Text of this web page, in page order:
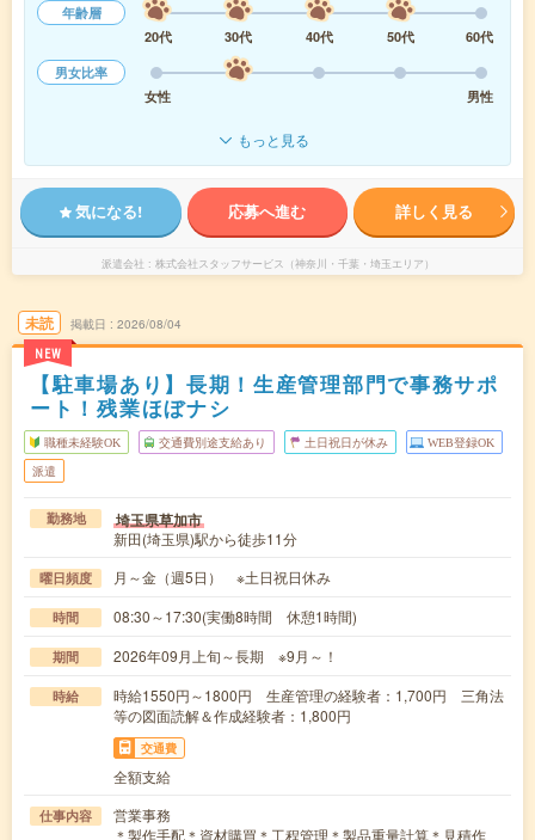
年齢層
20代
30代 40代 50代
60代
男女比率
女性
男性
もっと見る
気になる! 応募へ進む 詳しく見る
派遣会社 株式会社スタッフサービス（神奈川・千葉・埼玉エリア）
未読
NEW
掲載日 2026/08/04
【駐車場あり】長期！生産管理部門で事務サポ
ート！残業ほぼナシ
職種未経験OK 交通費別途支給あり 土日祝日が休み WEB登録OK
派遣
勤務地 埼玉県草加市
新田(埼玉県)駅から徒歩11分
曜日頻度 月～金（週5日） ※土日祝日休み
時間 08:30～17:30(実働8時間 休憩1時間)
期間 2026年09月上旬～長期 ※9月～！
時給
時給1550円～1800円 生産管理の経験者：1,700円 三角法
等の図面読解＆作成経験者：1,800円
交通費
全額支給
仕事内容
営業事務
＊製作手配＊資材購買＊工程管理＊製品重量計算＊見積作